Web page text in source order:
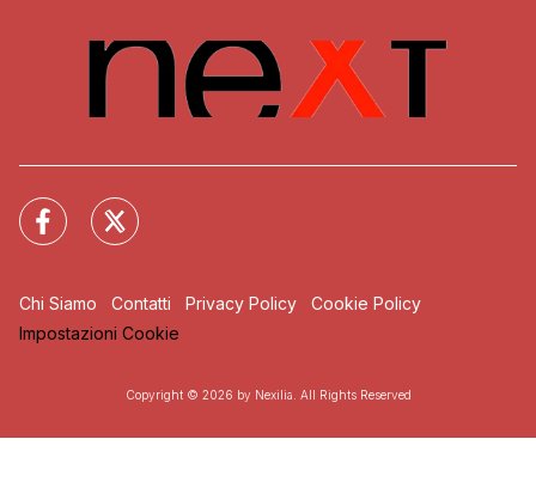
Chi Siamo Contatti Privacy Policy
Cookie Policy
Impostazioni Cookie
Copyright © 2026 by Nexilia. All Rights Reserved